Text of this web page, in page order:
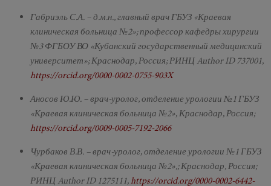
Габриэль С.А. – д.м.н., главный врач ГБУЗ «Краевая
клиническая больница №2»; профессор кафедры хирургии
№3 ФГБОУ ВО «Кубанский государственный медицинский
университет»; Краснодар, Россия; РИНЦ Author ID 737001,
https://orcid.org/0000-0002-0755-903X
Аносов Ю.Ю. – врач-уролог, отделение урологии №1 ГБУЗ
«Краевая клиническая больница №2», Краснодар, Россия;
https://orcid.org/0009-0005-7192-2066
Чурбаков В.В. – врач-уролог, отделение урологии №1 ГБУЗ
«Краевая клиническая больница №2»,; Краснодар, Россия;
РИНЦ Author ID 1275111,https://orcid.org/0000-0002-6442-